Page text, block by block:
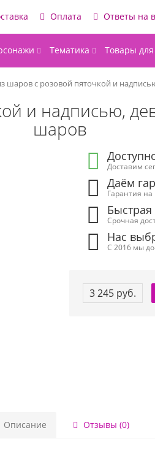
Оплата Ответы на
Тематика Товары
шаров с розовой пяточкой и
и надписью,
шаров
Доставим
Даём
Гарантия
Быстрая
Срочная
Нас
С 2016 мы
3 245 руб.
Описание Отзывы (0)